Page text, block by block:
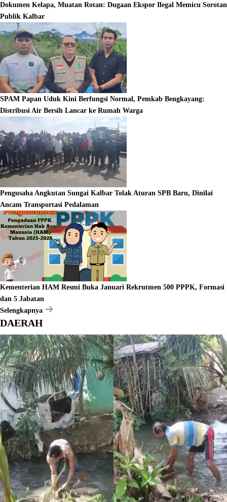
Dokumen Kelapa, Muatan Rotan: Dugaan Ekspor Ilegal Memicu Sorotan
Publik Kalbar
SPAM Papan Uduk Kini Berfungsi Normal, Pemkab Bengkayang:
Distribusi Air Bersih Lancar ke Rumah Warga
Pengusaha Angkutan Sungai Kalbar Tolak Aturan SPB Baru, Dinilai
Ancam Transportasi Pedalaman
Kementerian HAM Resmi Buka Januari Rekrutmen 500 PPPK, Formasi
dan 5 Jabatan
Selengkapnya
DAERAH